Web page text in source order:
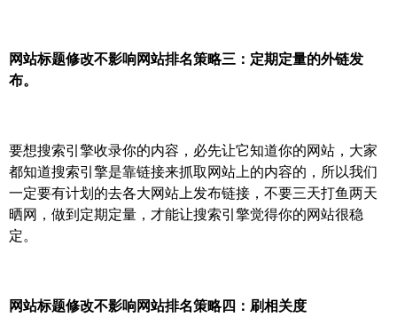
网站标题修改不影响网站排名策略三：定期定量的外链发
布。
要想搜索引擎收录你的内容，必先让它知道你的网站，大家
都知道搜索引擎是靠链接来抓取网站上的内容的，所以我们
一定要有计划的去各大网站上发布链接，不要三天打鱼两天
晒网，做到定期定量，才能让搜索引擎觉得你的网站很稳
定。
网站标题修改不影响网站排名策略四：刷相关度